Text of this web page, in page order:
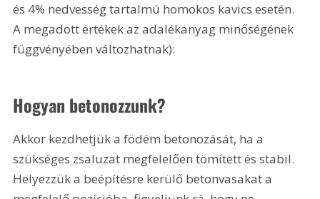
és 4% nedvesség tartalmú homokos kavics esetén.
A megadott értékek az adalékanyag minőségének
függvényében változhatnak):
Hogyan betonozzunk?
Akkor kezdhetjük a födém betonozását, ha a
szükséges zsaluzat megfelelően tömített és stabil.
Helyezzük a beépítésre kerülő betonvasakat a